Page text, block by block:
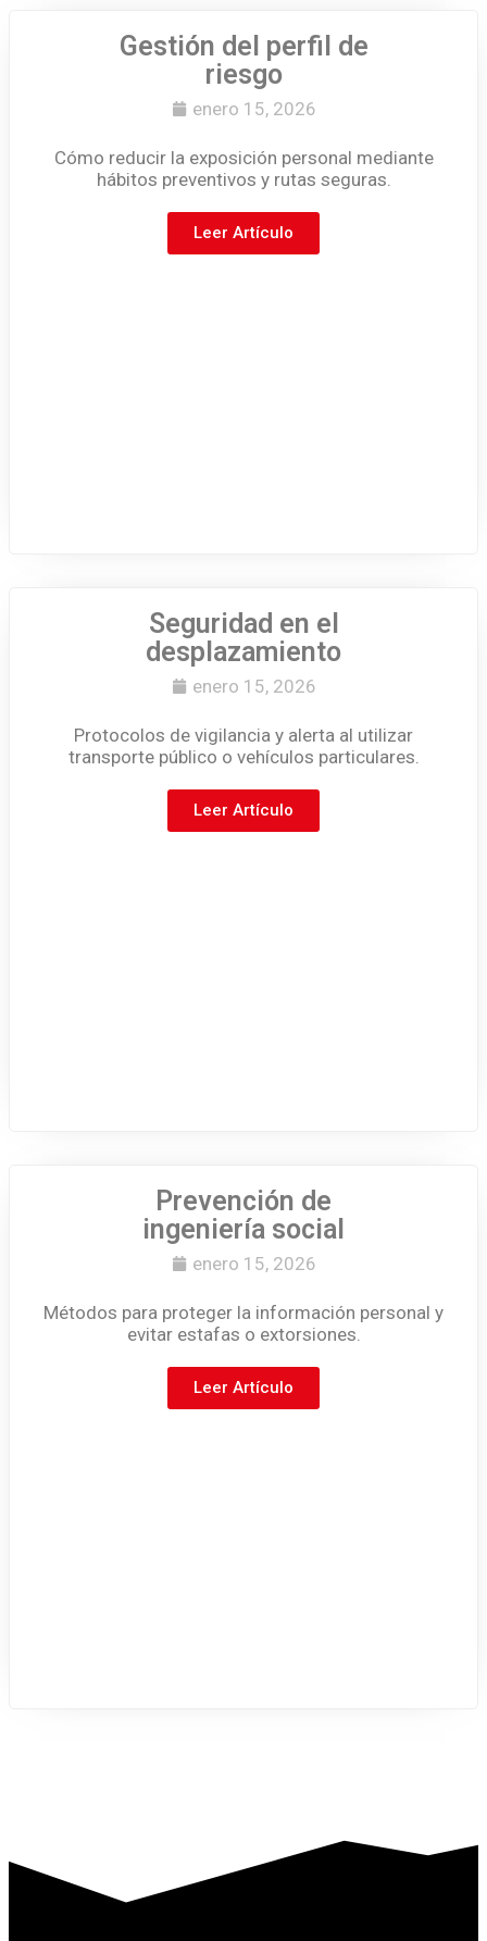
Gestión del perfil de
riesgo
enero 15, 2026
Cómo reducir la exposición personal mediante
hábitos preventivos y rutas seguras.
Leer Artículo
Seguridad en el
desplazamiento
enero 15, 2026
Protocolos de vigilancia y alerta al utilizar
transporte público o vehículos particulares.
Leer Artículo
Prevención de
ingeniería social
enero 15, 2026
Métodos para proteger la información personal y
evitar estafas o extorsiones.
Leer Artículo